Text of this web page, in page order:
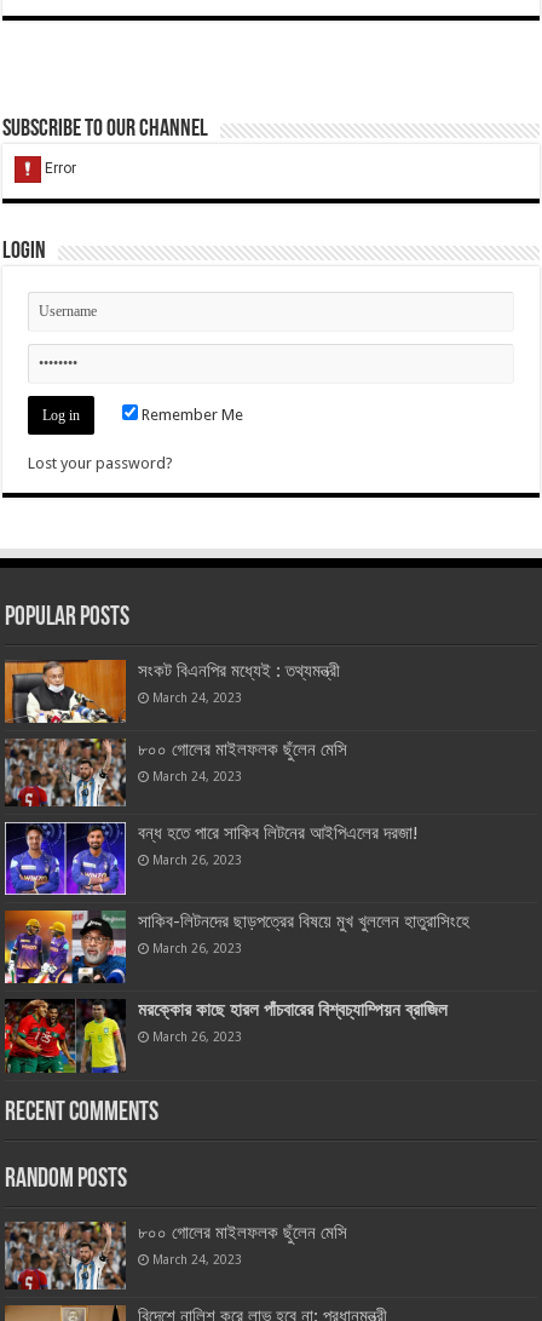
Subscribe to our Channel
Login
Remember Me
Lost your password?
Popular Posts
সংকট বিএনপির মধ্যেই : তথ্যমন্ত্রী
March 24, 2023
৮০০ গোলের মাইলফলক ছুঁলেন মেসি
March 24, 2023
বন্ধ হতে পারে সাকিব লিটনের আইপিএলের দরজা!
March 26, 2023
সাকিব-লিটনদের ছাড়পত্রের বিষয়ে মুখ খুললেন হাতুরাসিংহে
March 26, 2023
মরক্কোর কাছে হারল পাঁচবারের বিশ্বচ্যাম্পিয়ন ব্রাজিল
March 26, 2023
Recent Comments
Random Posts
৮০০ গোলের মাইলফলক ছুঁলেন মেসি
March 24, 2023
বিদেশে নালিশ করে লাভ হবে না: প্রধানমন্ত্রী